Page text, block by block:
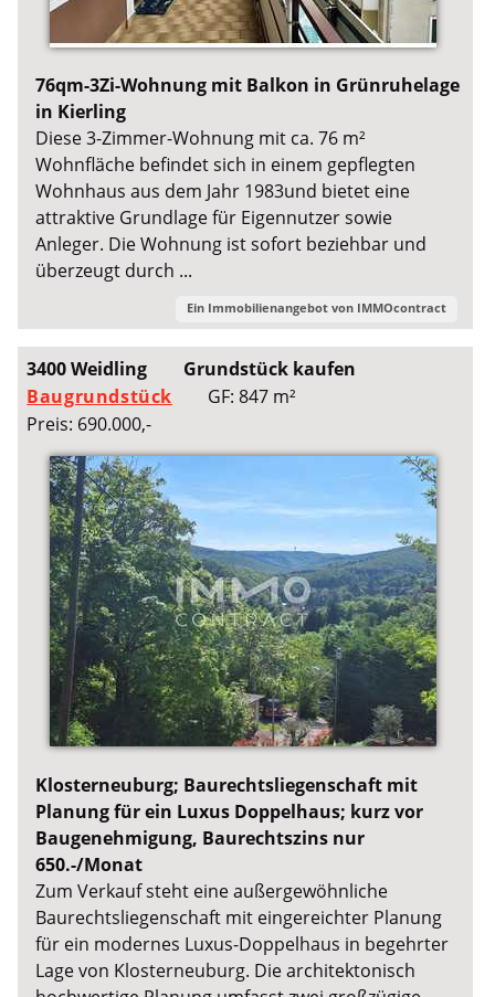
76qm-3Zi-Wohnung mit Balkon in Grünruhelage
in Kierling
Diese 3-Zimmer-Wohnung mit ca. 76 m²
Wohnfläche befindet sich in einem gepflegten
Wohnhaus aus dem Jahr 1983und bietet eine
attraktive Grundlage für Eigennutzer sowie
Anleger. Die Wohnung ist sofort beziehbar und
überzeugt durch ...
Ein Immobilienangebot von IMMOcontract
3400 Weidling
Grundstück kaufen
Baugrundstück
GF: 847 m²
Preis: 690.000,-
Klosterneuburg; Baurechtsliegenschaft mit
Planung für ein Luxus Doppelhaus; kurz vor
Baugenehmigung, Baurechtszins nur
650.-/Monat
Zum Verkauf steht eine außergewöhnliche
Baurechtsliegenschaft mit eingereichter Planung
für ein modernes Luxus-Doppelhaus in begehrter
Lage von Klosterneuburg. Die architektonisch